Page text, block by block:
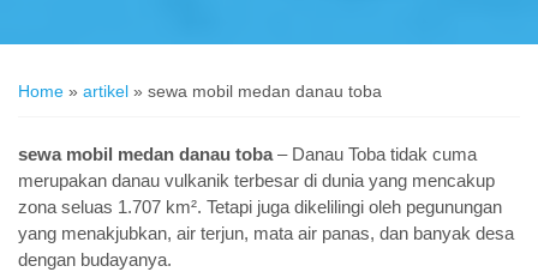
Home » artikel » sewa mobil medan danau toba
sewa mobil medan danau toba– Danau Toba tidak cuma
merupakan danau vulkanik terbesar di dunia yang mencakup
zona seluas 1.707 km². Tetapi juga dikelilingi oleh pegunungan
yang menakjubkan, air terjun, mata air panas, dan banyak desa
dengan budayanya.